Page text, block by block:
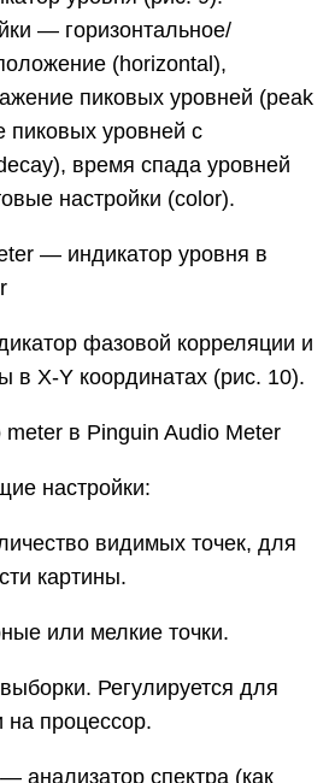
— горизонтальное/
(horizontal),
пиковых уровней (peak
пиковых уровней с
время спада уровней
настройки (color).
— индикатор уровня в
фазовой корреляции и
в X-Y координатах (рис. 10).
meter в Pinguin Audio Meter
настройки:
видимых точек, для
картины.
или мелкие точки.
Регулируется для
на процессор.
анализатор спектра (как